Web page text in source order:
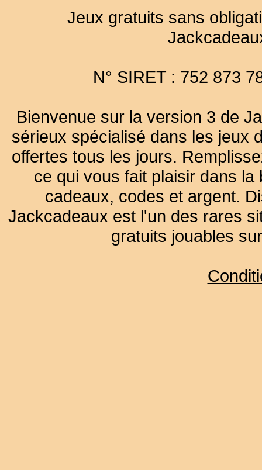
Jeux gratuits sans
N° SIRET : 752 873
Bienvenue sur la version 3 de
sérieux spécialisé dans les jeux
offertes tous les jours.
ce qui vous fait plaisir dans
cadeaux, codes et argent.
Jackcadeaux est l'un des rares
gratuits jouables